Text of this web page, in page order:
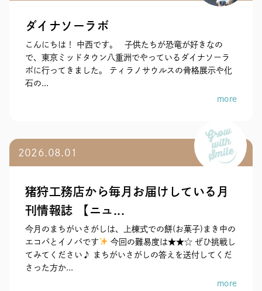
ダイナソーラボ
こんにちは！ 中西です。 子供たちが恐竜が好きなの
で、東京ミッドタウン八重洲でやっているダイナソーラ
ボに行ってきました。 ティラノサウルスの骨格展示や化
石の...
more
2026.08.01
猪狩工務店から毎月お届けしている月
刊情報誌 【ニュ...
今月のまちがいさがしは、上棟式での餅(お菓子)まき中の
エコパとイノパです
今回の難易度は★★☆ ぜひ挑戦し
てみてください♪ まちがいさがしの答えを送付してくだ
さった方か...
more